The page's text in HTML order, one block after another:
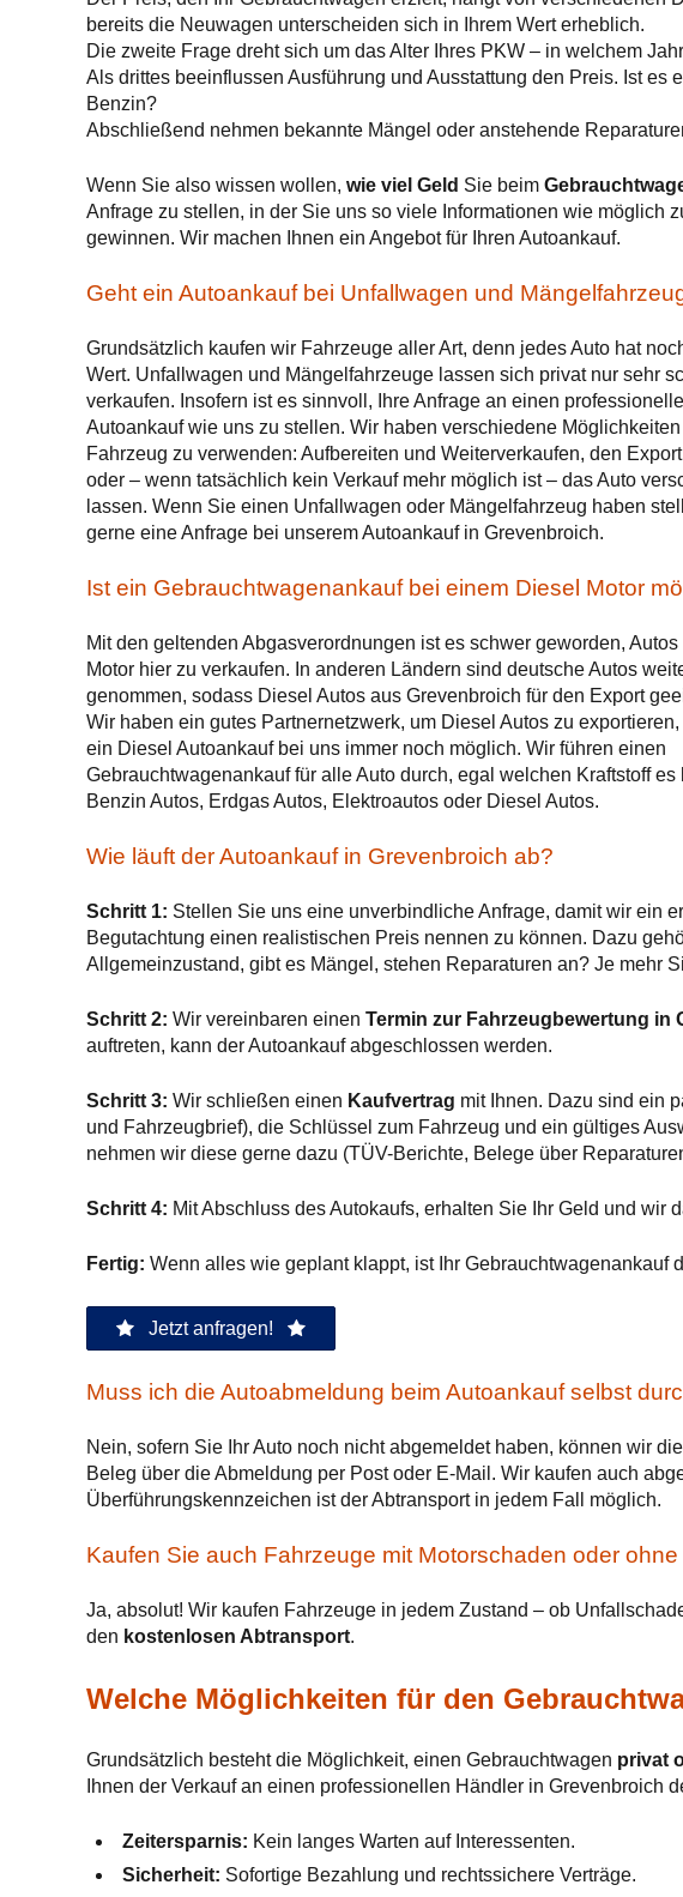
bereits die Neuwagen unterscheiden sich in Ihrem Wert erheblich.
Die zweite Frage dreht sich um das Alter Ihres PKW – in welchem
Als drittes beeinflussen Ausführung und Ausstattung den Preis. Ist
Benzin?
Abschließend nehmen bekannte Mängel oder anstehende
Wenn Sie also wissen wollen, wie viel Geld Sie beim
Anfrage zu stellen, in der Sie uns so viele Informationen wie möglich
gewinnen. Wir machen Ihnen ein Angebot für Ihren Autoankauf.
Geht ein Autoankauf bei Unfallwagen und
Grundsätzlich kaufen wir Fahrzeuge aller Art, denn jedes Auto hat
Wert. Unfallwagen und Mängelfahrzeuge lassen sich privat nur sehr
verkaufen. Insofern ist es sinnvoll, Ihre Anfrage an einen
Autoankauf wie uns zu stellen. Wir haben verschiedene Möglichkeiten
Fahrzeug zu verwenden: Aufbereiten und Weiterverkaufen, den
oder – wenn tatsächlich kein Verkauf mehr möglich ist – das Auto
lassen. Wenn Sie einen Unfallwagen oder Mängelfahrzeug haben
gerne eine Anfrage bei unserem Autoankauf in Grevenbroich.
Ist ein Gebrauchtwagenankauf bei einem Diesel Motor
Mit den geltenden Abgasverordnungen ist es schwer geworden, Autos
Motor hier zu verkaufen. In anderen Ländern sind deutsche Autos
genommen, sodass Diesel Autos aus Grevenbroich für den Export
Wir haben ein gutes Partnernetzwerk, um Diesel Autos zu
ein Diesel Autoankauf bei uns immer noch möglich. Wir führen einen
Gebrauchtwagenankauf für alle Auto durch, egal welchen Kraftstoff es
Benzin Autos, Erdgas Autos, Elektroautos oder Diesel Autos.
Wie läuft der Autoankauf in Grevenbroich ab?
Schritt 1: Stellen Sie uns eine unverbindliche Anfrage, damit wir ein
Begutachtung einen realistischen Preis nennen zu können. Dazu
Allgemeinzustand, gibt es Mängel, stehen Reparaturen an? Je mehr
Schritt 2: Wir vereinbaren einen Termin zur Fahrzeugbewertung in
auftreten, kann der Autoankauf abgeschlossen werden.
Schritt 3: Wir schließen einen Kaufvertrag mit Ihnen. Dazu sind ein
und Fahrzeugbrief), die Schlüssel zum Fahrzeug und ein gültiges
nehmen wir diese gerne dazu (TÜV-Berichte, Belege über
Schritt 4: Mit Abschluss des Autokaufs, erhalten Sie Ihr Geld und wir
Fertig: Wenn alles wie geplant klappt, ist Ihr Gebrauchtwagenankauf
Jetzt anfragen!
Muss ich die Autoabmeldung beim Autoankauf selbst
Nein, sofern Sie Ihr Auto noch nicht abgemeldet haben, können wir
Beleg über die Abmeldung per Post oder E-Mail. Wir kaufen auch
Überführungskennzeichen ist der Abtransport in jedem Fall möglich.
Kaufen Sie auch Fahrzeuge mit Motorschaden oder ohne
Ja, absolut! Wir kaufen Fahrzeuge in jedem Zustand – ob
den kostenlosen Abtransport.
Welche Möglichkeiten für den
Grundsätzlich besteht die Möglichkeit, einen Gebrauchtwagen privat
Ihnen der Verkauf an einen professionellen Händler in Grevenbroich
Zeitersparnis: Kein langes Warten auf Interessenten.
Sicherheit: Sofortige Bezahlung und rechtssichere Verträge.